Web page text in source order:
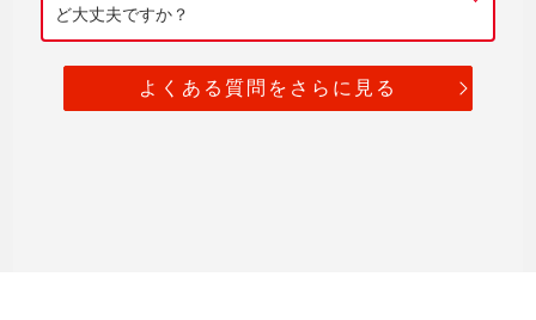
ど大丈夫ですか？
よくある質問をさらに見る